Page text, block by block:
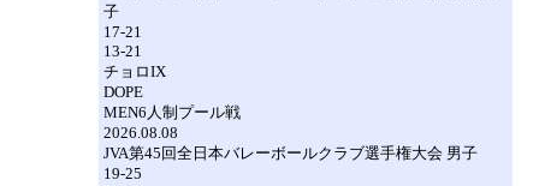
子
17-21
13-21
チョロIX
DOPE
MEN6人制プール戦
2026.08.08
JVA第45回全日本バレーボールクラブ選手権大会 男子
19-25